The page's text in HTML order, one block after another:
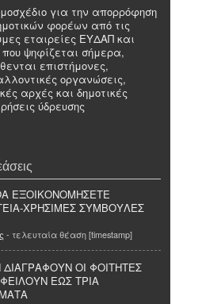
για την απορρόφηση
φορέων από τις
εταιρείες ΕΥΔΑΠ και
ψηφίζεται σήμερα,
επιστήμονες,
οργανώσεις,
αρχές και δημοτικές
ύδρευσης
ΕΞΟΙΚΟΝΟΜΗΣΕΤΕ
ΧΡΗΣΙΜΕΣ ΣΥΜΒΟΥΛΕΣ
- τελευταία θέαση [timestamp]
ΟΙ ΦΟΙΤΗΤΕΣ
ΕΩΣ ΤΡΙΑ